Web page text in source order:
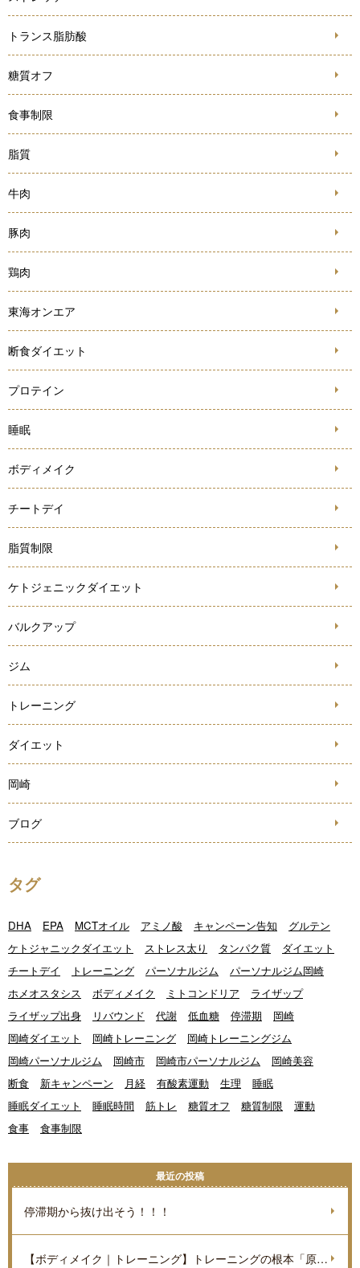
トランス脂肪酸
糖質オフ
食事制限
脂質
牛肉
豚肉
鶏肉
東海オンエア
断食ダイエット
プロテイン
睡眠
ボディメイク
チートデイ
脂質制限
ケトジェニックダイエット
バルクアップ
ジム
トレーニング
ダイエット
岡崎
ブログ
タグ
DHA EPA MCTオイル アミノ酸 キャンペーン告知
グルテン
ケトジャニックダイエット
ストレス太り タンパク質
ダイエット
チートデイ
トレーニング パーソナルジム
パーソナルジム岡崎
ホメオスタシス
ボディメイク ミトコンドリア
ライザップ
ライザップ出身
リバウンド 代謝 低血糖 停滞期
岡崎
岡崎ダイエット
岡崎トレーニング
岡崎トレーニングジム
岡崎パーソナルジム
岡崎市 岡崎市パーソナルジム
岡崎美容
断食
新キャンペーン 月経 有酸素運動 生理
睡眠
睡眠ダイエット
睡眠時間 筋トレ 糖質オフ 糖質制限
運動
食事
食事制限
最近の投稿
停滞期から抜け出そう！！！
【ボディメイク｜トレーニング】トレーニングの根本「原理原則」を理解しよう。